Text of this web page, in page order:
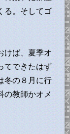
る。そしてゴ
けば、夏季オ
てできたはず
冬の８月に行
の教師かオメ